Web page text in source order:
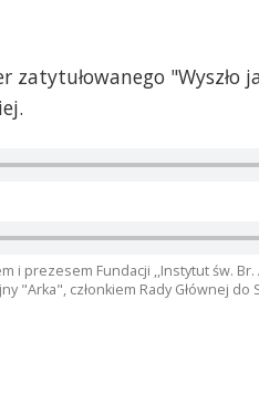
"Wyszło
i prezesem Fundacji ,,Instytut św.
"Arka", członkiem Rady Głównej do